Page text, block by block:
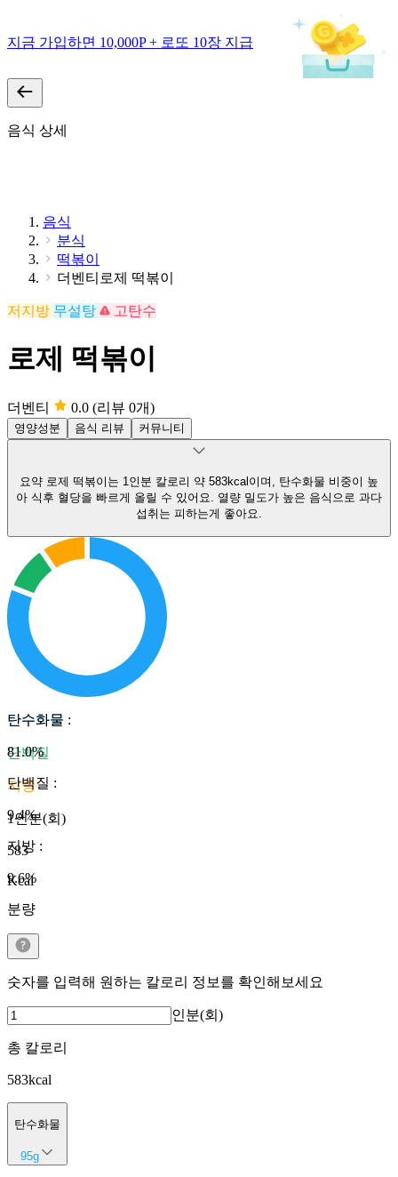
지금 가입하면 10,000P + 로또 10장 지급
음식 상세
음식
분식
떡볶이
더벤티로제 떡볶이
저지방 무설탕 고탄수
로제 떡볶이
더벤티 0.0 (리뷰 0개)
영양성분 음식 리뷰 커뮤니티
요약 로제 떡볶이는 1인분 칼로리 약 583kcal이며, 탄수화물 비중이 높
아 식후 혈당을 빠르게 올릴 수 있어요. 열량 밀도가 높은 음식으로 과다
섭취는 피하는게 좋아요.
탄수화물
단백질
지방
1인분(회)
583
Kcal
탄수화물 :
81.0%
단백질 :
9.4%
지방 :
9.6%
분량
숫자를 입력해 원하는 칼로리 정보를 확인해보세요
인분(회)
총 칼로리
583kcal
탄수화물
95g